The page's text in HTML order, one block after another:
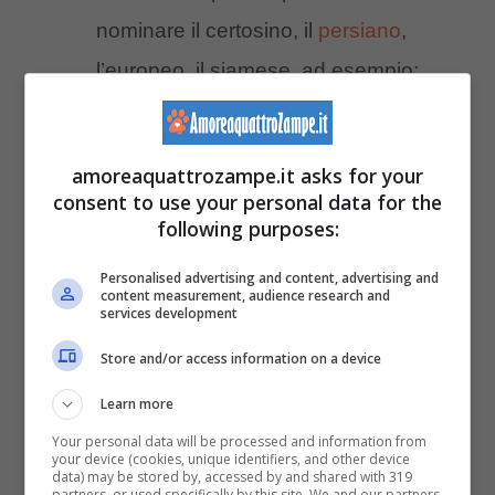
nominare il certosino, il persiano,
l’europeo, il siamese, ad esempio;
: un gatto adulto, che magari ha già
vissuto con bambini, è una migliore
compagnia di un gatto piccolino che
deve ancora formarsi nel carattere;
tempo: durante il giorno un gatto ha
bisogno di attenzioni, anche solo per
la sua igiene, quindi, occorre valutare
costo: occorre sempre assicurarsi di
amoreaquattrozampe.it asks for your
consent to use your personal data for the
following purposes:
Personalised advertising and content, advertising and
content measurement, audience research and
services development
Store and/or access information on a device
Learn more
Your personal data will be processed and information from
your device (cookies, unique identifiers, and other device
data) may be stored by, accessed by and shared with 319